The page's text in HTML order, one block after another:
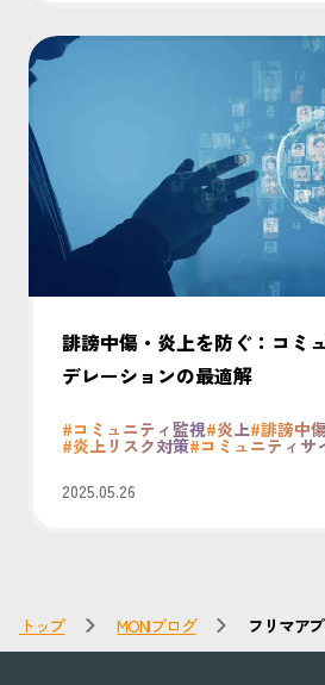
誹謗中傷・炎上を防ぐ：コミ
デレーションの最適解
#コミュニティ監視#炎上#誹謗中
#炎上リスク対策#コミュニティサ
2025.05.26
トップ MONIブログ フリマア
制とブラ